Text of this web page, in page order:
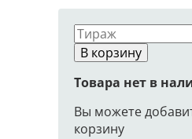
В корзину
Товара нет в
Вы можете
корзину